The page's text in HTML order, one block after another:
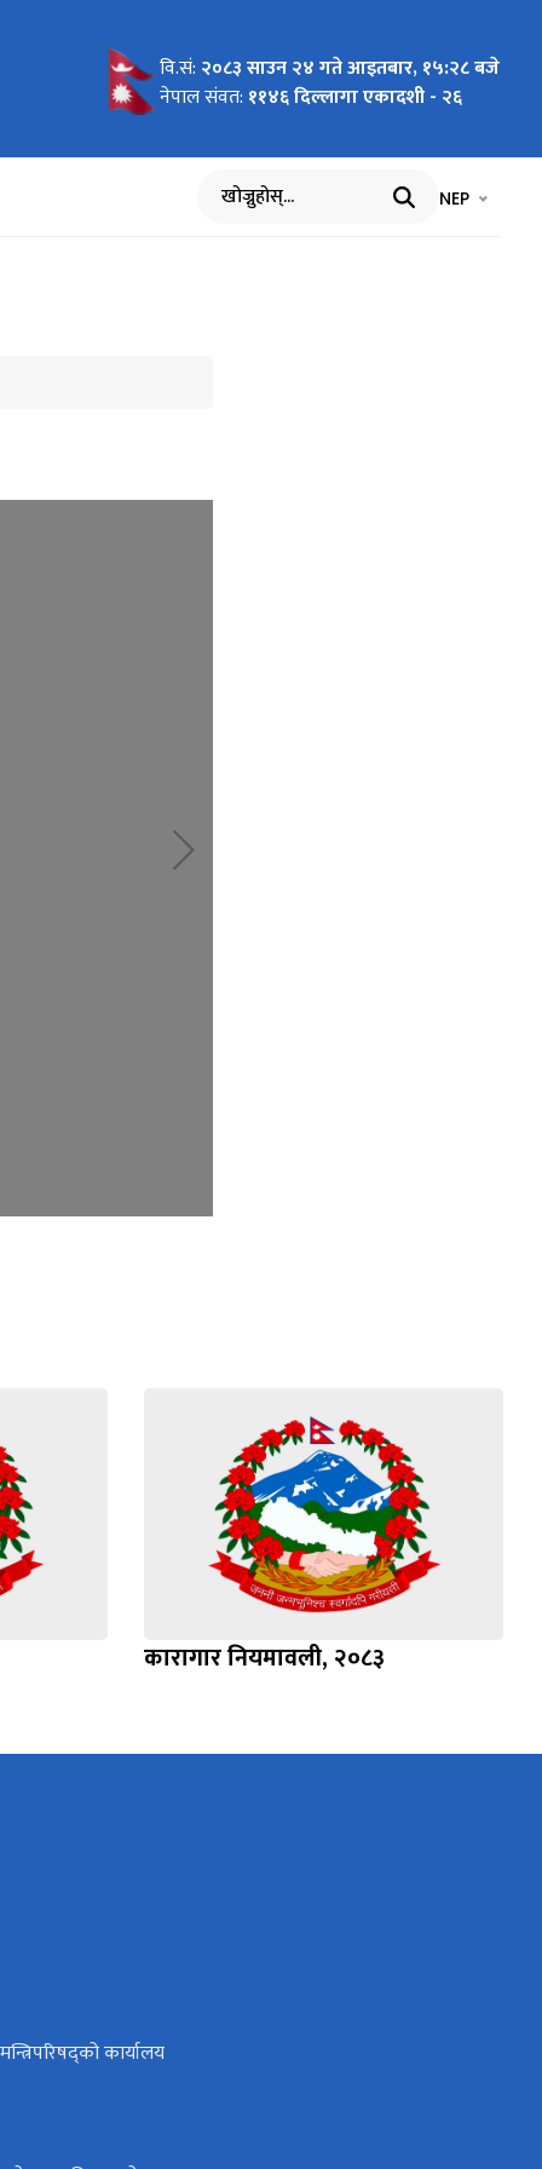
वि.सं: २०८३ साउन २४ गते आइतबार, १५:२८ बजे
नेपाल संवत: ११४६ दिल्लागा एकादशी - २६
खोज्नुहोस् भाषा चयन
NEP
कारागार नियमावली, २०८३
कार्यालय